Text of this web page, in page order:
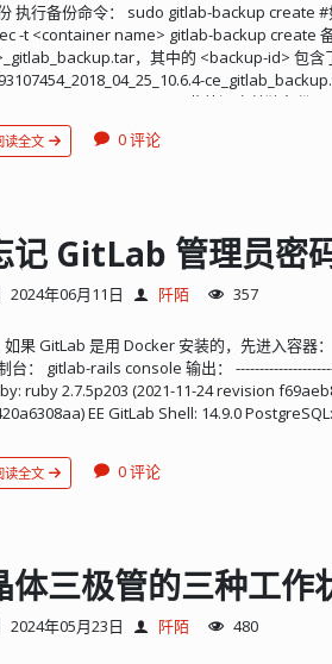
即可实现。 用一个小电容器就可以让天线射频
号。铁氧体磁珠在耳机放大器和耳机之间提供
。 实际电路要复杂一些，需要一些额外的元件
的地方。图 3 中的设计使用了专门为这个功能
一些外加无源元件，可将耳机引线用作 FM 天
的放大音频信号，而由耳机屏蔽层/地线拾
对 AM 波段也有用。它之所以适用于 FM 频段
约是广播频段 FM 信号波长的一半，因此可以
线需要长到 100 米才有用，显然这是不切实际
适的功率放大器、少数几个控制信号路径的无
能。 参考文献 Skyworks Solutions，AN383
执行备份命令： sudo gitlab-backup create
-t <container name> gitlab-backup create
，其中的 <backup-id> 包含
：/var/opt/gitlab/backups 此外还应单独备份
gitlab/gitlab-secrets.json /etc/gitlab/ssl /etc/
备份时自动删除旧备份文件，可以修改备份
本。恢复时原有数据会被清除！ 首先应该手
gitlab/gitlab-secrets.json /etc/gitlab/ssl /etc/
gitlab-ctl reconfigure 将要恢复的备份文件
份存储路径的话） 停止连接到数据库的进程
restore BACKUP=<backup-id> 例如：
ce
ctl restart sudo gitlab-rake gitlab:check
尤其是在还原了/etc/gitlab/gitlab-
gitlab:artifacts:check sudo gitlab-rake
读全文 0 评论
记 GitLab 管理员密
2024年06月11日 阡陌 357
如果 GitLab 是用 Docker 安装的，先进入容器
台： gitlab-rails console 输出：
ruby 2.7.5p203 (2021-11-24 revision
EE GitLab Shell: 14.9.0
[ booted in 10s ] Loading production
管理员对象，以 root 为例： user =
对象的信息，确认一下 4、修改密码：
读全文 0 评论
体三极管的三种工作
2024年05月23日 阡陌 480